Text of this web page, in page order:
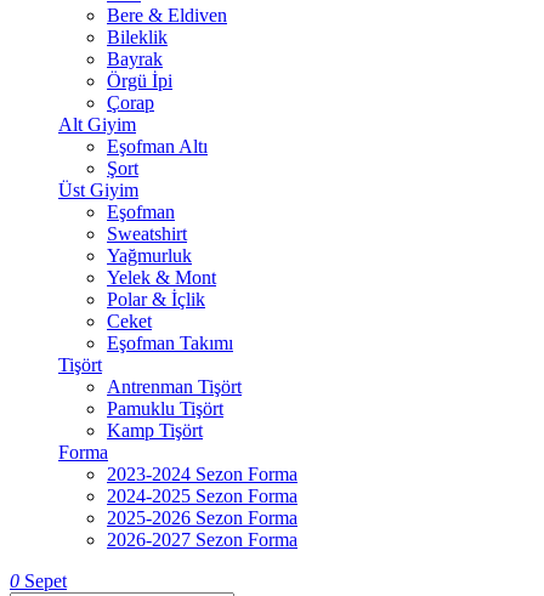
Bere & Eldiven
Bileklik
Bayrak
Örgü İpi
Çorap
Alt Giyim
Eşofman Altı
Şort
Üst Giyim
Eşofman
Sweatshirt
Yağmurluk
Yelek & Mont
Polar & İçlik
Ceket
Eşofman Takımı
Tişört
Antrenman Tişört
Pamuklu Tişört
Kamp Tişört
Forma
2023-2024 Sezon Forma
2024-2025 Sezon Forma
2025-2026 Sezon Forma
2026-2027 Sezon Forma
0 Sepet